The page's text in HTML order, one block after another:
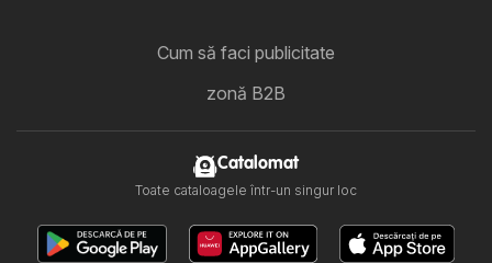
Cum să faci publicitate
zonă B2B
Catalomat
Toate cataloagele într-un singur loc